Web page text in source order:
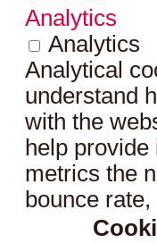
Analytics
Analytics
Analytical
understand
with the
help
metrics the
bounce